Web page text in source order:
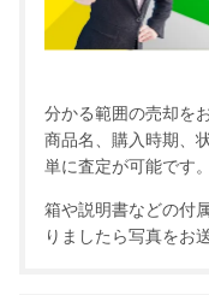
分かる範囲の売却を
商品名、購入時期、
単に査定が可能です。
箱や説明書などの付
りましたら写真をお